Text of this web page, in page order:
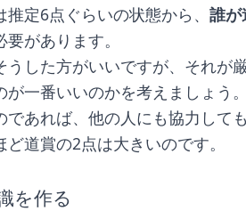
定6点ぐらいの状態から、 誰が
があります。
した方がいいですが、それが
が一番いいのかを考えましょう
あれば、他の人にも協力して
道賞の2点は大きいのです。
を作る